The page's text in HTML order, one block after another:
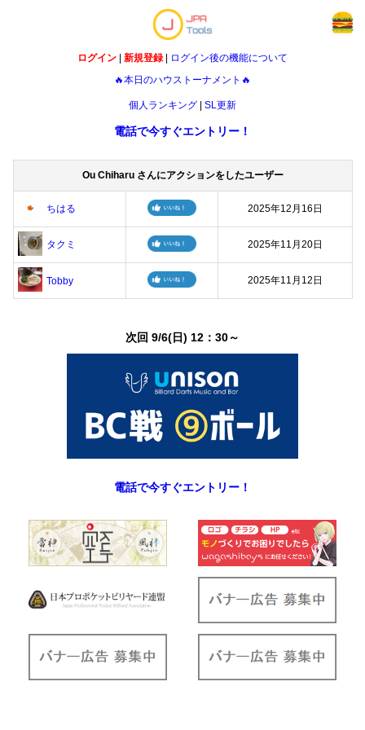
ログイン 新規登録|
ログイン後の機能について
🔥本日のハウストーナメント🔥
個人ランキング SL更新
電話で今すぐエントリー！
Ou Chiharu さんにアクションをしたユーザー
ちはる 2025年12月16日
タクミ 2025年11月20日
Tobby 2025年11月12日
次回 9/6(日) 12：30～
電話で今すぐエントリー！